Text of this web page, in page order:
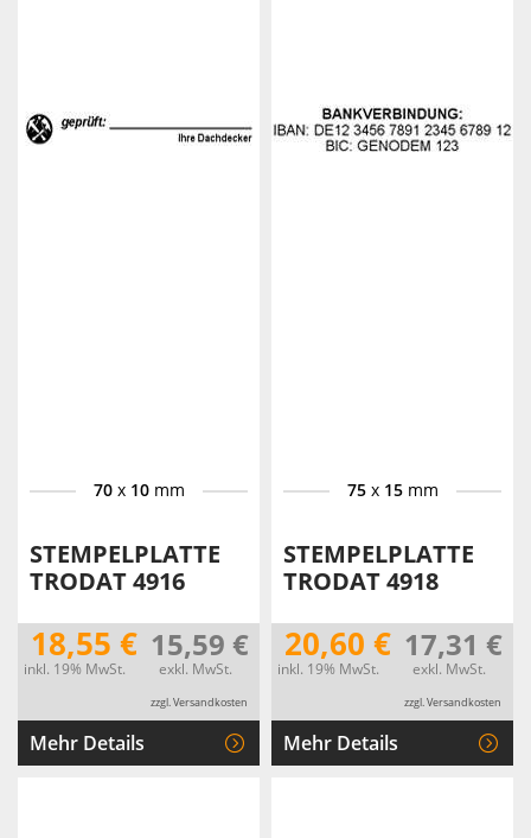
70x 10mm
STEMPELPLATTE
TRODAT 4916
18,55 €
inkl. 19% MwSt.
15,59 €
exkl. MwSt.
zzgl. Versandkosten
Mehr Details
75x 15mm
STEMPELPLATTE
TRODAT 4918
20,60 €
inkl. 19% MwSt.
17,31 €
exkl. MwSt.
zzgl. Versandkosten
Mehr Details